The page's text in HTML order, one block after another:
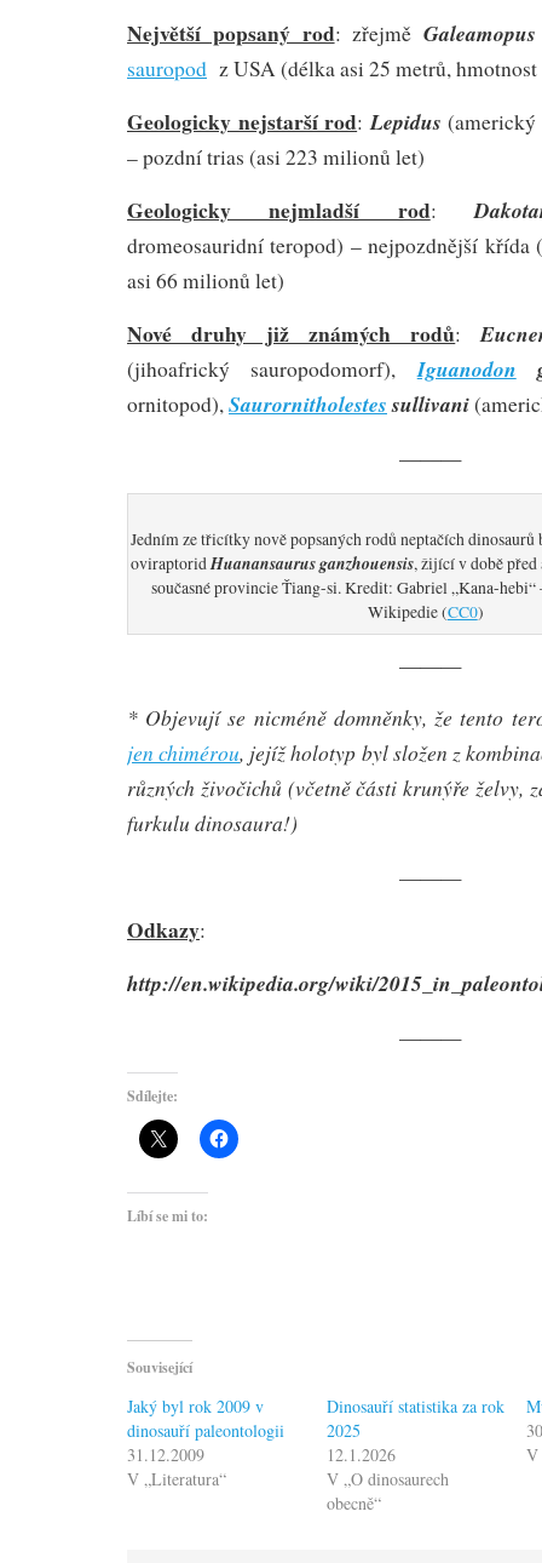
Největší popsaný rod: zřejmě
sauropod z USA (délka asi 25 metrů,
Geologicky nejstarší rod: Lepidus
– pozdní trias (asi 223 milionů let)
Geologicky nejmladší rod:
dromeosauridní teropod) – nejpozdnější křída
asi 66 milionů let)
Nové druhy již známých rodů:
(jihoafrický sauropodomorf), Iguanodon
ornitopod), Saurornitholestessullivani
———
Jedním ze třicítky nově popsaných rodů neptačích
oviraptorid Huanansaurus ganzhouensis, žijící v době
současné provincie Ťiang-si. Kredit: Gabriel „Kana-
Wikipedie (CC0)
———
* Objevují se nicméně domněnky, že tento
jen chimérou, jejíž holotyp byl složen z
různých živočichů (včetně části krunýře želvy,
furkulu dinosaura!)
———
Odkazy:
http://en.wikipedia.org/wiki/
———
Sdílejte:
Líbí se mi to:
Související
Jaký byl rok 2009 v
dinosauří paleontologii
31.12.2009
V „Literatura“
Dinosauří statistika za rok
2025
12.1.2026
V „O dinosaurech
obecně“
V